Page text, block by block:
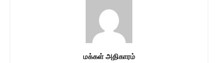
மக்கள் அதிகாரம்